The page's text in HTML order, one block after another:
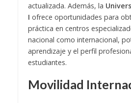
actualizada. Además, la
I ofrece oportunidades para
práctica en centros
nacional como internacional,
aprendizaje y el perfil
estudiantes.
Movilidad